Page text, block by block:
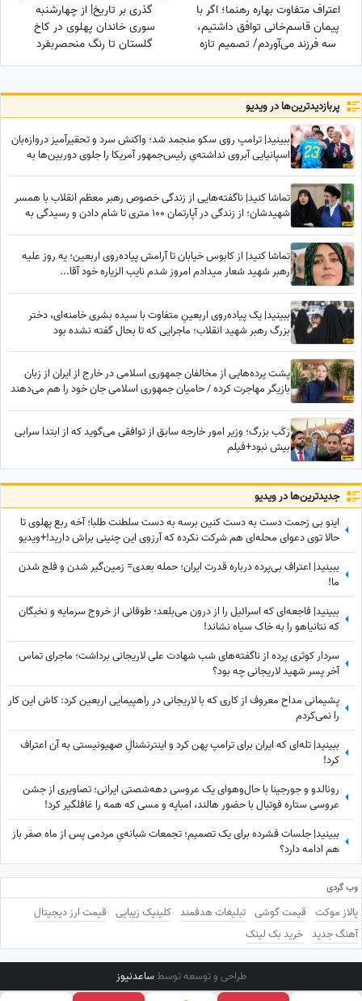
اعتراف متفاوت بهاره رهنما؛ اگر با
پیمان قاسم‌خانی توافق داشتیم،
سه فرزند می‌آوردم/ تصمیم تازه
برای ازدواج
گذری بر تاریخ| از چهارشنبه
سوری خاندان پهلوی در کاخ
گلستان تا رنگ منحصربفرد
شورولت کوروت 1979 در محله در
پربازدید‌ترین‌ها در ویدیو
ببینید| ترامپ روی سکو منجمد شد؛ واکنش سرد و تحقیرآمیز دروازه‌بان
اسپانیایی آبروی نداشته‌یِ رئیس‌جمهور آمریکا را جلوی دوربین‌ها به
تماشا کنید| ناگفته‌هایی از زندگی خصوص رهبر معظم انقلاب با همسر
شهیدشان؛ از زندگی در آپارتمان 100 متری تا شام دادن و رسیدگی به
تماشا کنید| از کابوس خیابان تا آرامش پیاده‌روی اربعین؛ یه روز علیه
رهبر شهید شعار میدادم امروز شدم نایب الزیاره خود آقا...
ببینید| یک پیاده‌روی اربعینِ متفاوت با سیده بشری خامنه‌ای، دختر
بزرگ رهبر شهید انقلاب؛ ماجرایی که تا بحال گفته نشده بود
پشت پرده‌هایی از مخالفان جمهوری اسلامی در خارج از ایران از زبان
بازیگر مهاجرت کرده / حامیان جمهوری اسلامی جان خود را هم می‌دهند
رَکَب بزرگ؛ وزیر امور خارجه سابق از توافقی می‌گوید که از ابتدا سرابی
بیش نبود+فیلم
جدید‌ترین‌ها در ویدیو
اینو بی زحمت دست به دست کنین برسه به دست سلطنت طلبا؛ آخه ربع پهلوی تا
حالا توی دعوای محله‌ای هم شرکت نکرده که آرزوی این چنینی براش دارید!+ویدیو
ببینید| اعتراف بی‌پرده درباره قدرت ایران؛ حمله بعدی= زمین‌گیر شدن و فلج شدن
ما!
ببینید| فاجعه‌ای که اسرائیل را از درون می‌بلعد؛ طوفانی از خروج سرمایه و نخبگان
که نتانیاهو را به خاک سیاه نشاند!
سردار کوثری پرده از ناگفته‌های شب شهادت علی لاریجانی برداشت؛ ماجرای تماس
آخر پسر شهید لاریجانی چه بود؟
پشیمانی مداح معروف از کاری که با لاریجانی در راهپیمایی اربعین کرد: کاش این کار
را نمی‌کردم
ببینید| تله‌ای که ایران برای ترامپ پهن کرد و اینترنشنالِ صهیونیستی به آن اعتراف
کرد!
رونالدو و جورجینا با حال‌وهوای یک عروسی دهه‌شصتی ایرانی؛ تصاویری از جشن
عروسی ستاره فوتبال با حضور هالند، امباپه و مسی که همه را غافلگیر کرد!
ببینید| جلسات فشرده برای یک تصمیم؛ تجمعات شبانه‌یِ مردمی پس از ماه صفر باز
هم ادامه دارد؟
وب گردی
پالاز موکت قیمت گوشی تبلیغات هدفمند کلینیک زیبایی قیمت ارز دیجیتال
آهنگ جدید خرید بک لینک
طراحی و توسعه توسطساعدنیوز